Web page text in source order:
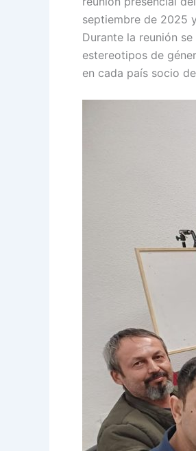
septiembre de 2025
Durante la reunión
estereotipos de
en cada país socio